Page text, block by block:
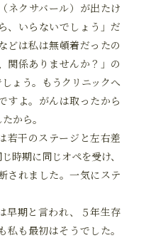
ネクサバール）が出たけ
、いらないでしょう」だ
どは私は無頓着だったの
関係ありませんか？」の
ょう。もうクリニックへ
すよ。がんは取ったから
から。
若干のステージと左右差
時期に同じオペを受け、
されました。一気にステ
早期と言われ、５年生存
も最初はそうでした。